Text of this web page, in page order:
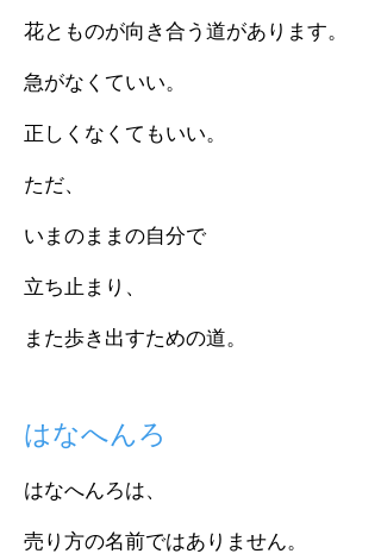
花とものが向き合う道があります。
急がなくていい。
正しくなくてもいい。
ただ、
いまのままの自分で
立ち止まり、
また歩き出すための道。
はなへんろ
はなへんろは、
売り方の名前ではありません。